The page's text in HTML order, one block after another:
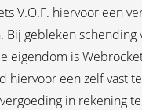
V.O.F. hiervoor een
Bij gebleken schending
eigendom is
hiervoor een zelf vast
in rekening